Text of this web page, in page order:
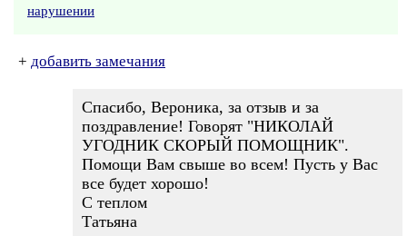
нарушении
+ добавить замечания
Спасибо, Вероника, за отзыв и за
поздравление! Говорят "НИКОЛАЙ
УГОДНИК СКОРЫЙ ПОМОЩНИК".
Помощи Вам свыше во всем! Пусть у Вас
все будет хорошо!
С теплом
Татьяна